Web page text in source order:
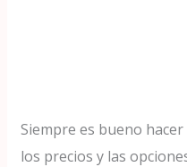
Siempre es bueno
los precios y las